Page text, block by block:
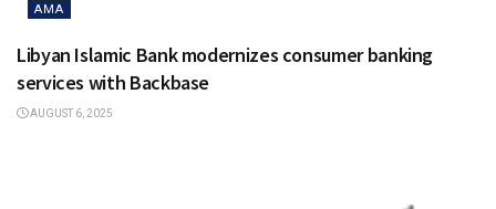
AMA
Libyan Islamic Bank modernizes consumer banking
services with Backbase
AUGUST 6, 2025